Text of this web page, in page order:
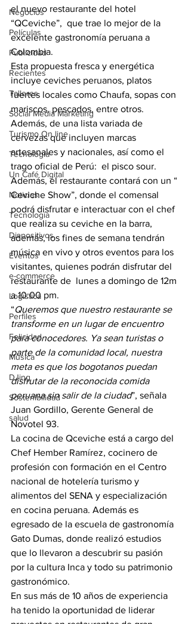
Negocios
Películas
Publicidad
Recientes
Talleres
Social Media Marketing
Turismo On line
Tecnología
Un Café Digital
Noticias
Tecnología
Dispositivos
Eventos
e-commerce
Logística
Perfiles
Felicidad
Música
DJing
Sostenibilidad
salud
el nuevo restaurante del hotel
“QCeviche”,  que trae lo mejor de la
excelente gastronomía peruana a
Colombia.
Esta propuesta fresca y energética
incluye ceviches peruanos, platos
fuertes locales como Chaufa, sopas con
mariscos, pescados, entre otros.
Además, de una lista variada de
cervezas que incluyen marcas
artesanales y nacionales, así como el
trago oficial de Perú:  el pisco sour.
Además, el restaurante contará con un “
Ceviche Show”, donde el comensal
podrá disfrutar e interactuar con el chef
que realiza su ceviche en la barra,
además, los fines de semana tendrán
música en vivo y otros eventos para los
visitantes, quienes podrán disfrutar del
restaurante de  lunes a domingo de 12m
a 10:00 pm.
“Queremos que nuestro restaurante se
transforme en un lugar de encuentro
para conocedores. Ya sean turistas o
parte de la comunidad local, nuestra
meta es que los bogotanos puedan
disfrutar de la reconocida comida
peruana sin salir de la ciudad”, señala
Juan Gordillo, Gerente General de
Novotel 93.
La cocina de Qceviche está a cargo del
Chef Hember Ramírez, cocinero de
profesión con formación en el Centro
nacional de hotelería turismo y
alimentos del SENA y especialización
en cocina peruana. Además es
egresado de la escuela de gastronomía
Gato Dumas, donde realizó estudios
que lo llevaron a descubrir su pasión
por la cultura Inca y todo su patrimonio
gastronómico.
En sus más de 10 años de experiencia
ha tenido la oportunidad de liderar